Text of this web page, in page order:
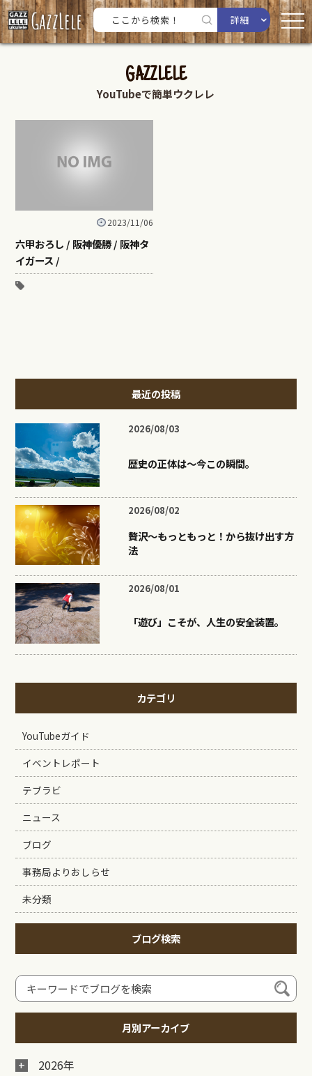
詳細
GAZZLELE
YouTubeで簡単ウクレレ
2023/11/06
六甲おろし / 阪神優勝 / 阪神タ
イガース /
最近の投稿
2026/08/03
歴史の正体は〜今この瞬間。
2026/08/02
贅沢〜もっともっと！から抜け出す方
法
2026/08/01
「遊び」こそが、人生の安全装置。
カテゴリ
YouTubeガイド
イベントレポート
テブラビ
ニュース
ブログ
事務局よりおしらせ
未分類
ブログ検索
月別アーカイブ
2026年